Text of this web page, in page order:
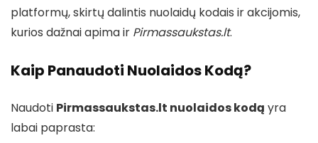
platformų, skirtų dalintis nuolaidų kodais ir akcijomis,
kurios dažnai apima ir Pirmassaukstas.lt.
Kaip Panaudoti Nuolaidos Kodą?
Naudoti Pirmassaukstas.lt nuolaidos kodą yra
labai paprasta: